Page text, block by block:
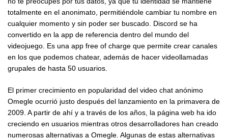
totalmente en el anonimato, permitiéndole cambiar tu nombre en
cualquier momento y sin poder ser buscado. Discord se ha
convertido en la app de referencia dentro del mundo del
videojuego. Es una app free of charge que permite crear canales
en los que podemos chatear, además de hacer videollamadas
grupales de hasta 50 usuarios.
El primer crecimiento en popularidad del video chat anónimo
Omegle ocurrió justo después del lanzamiento en la primavera de
2009. A partir de ahí y a través de los años, la página web ha ido
creciendo en usuarios mientras otros desarrolladores han creado
numerosas alternativas a Omegle. Algunas de estas alternativas